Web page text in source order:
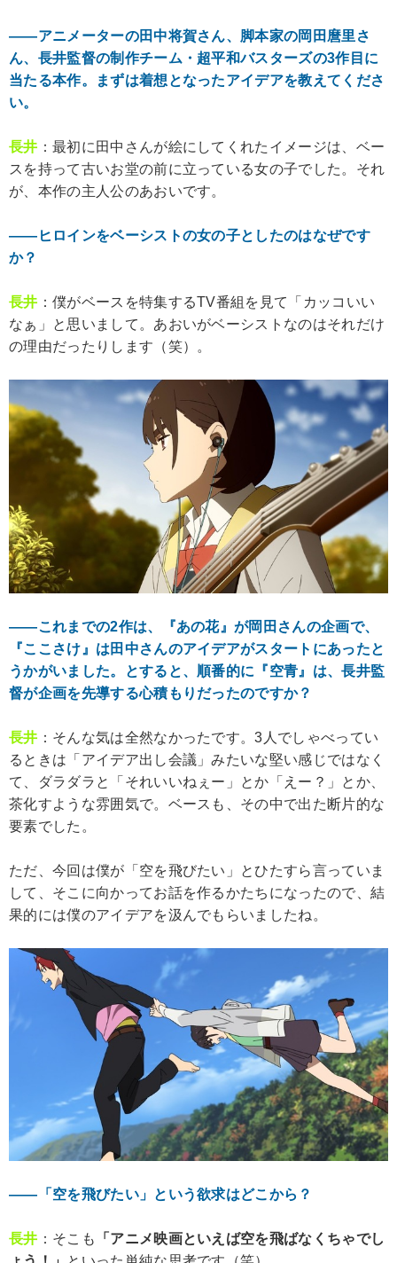
――アニメーターの田中将賀さん、脚本家の岡田麿里さ
ん、長井監督の制作チーム・超平和バスターズの3作目に
当たる本作。まずは着想となったアイデアを教えてくださ
い。
長井 ：最初に田中さんが絵にしてくれたイメージは、ベー
スを持って古いお堂の前に立っている女の子でした。それ
が、本作の主人公のあおいです。
――ヒロインをベーシストの女の子としたのはなぜです
か？
長井 ：僕がベースを特集するTV番組を見て「カッコいい
なぁ」と思いまして。あおいがベーシストなのはそれだけ
の理由だったりします（笑）。
――これまでの2作は、『あの花』が岡田さんの企画で、
『ここさけ』は田中さんのアイデアがスタートにあったと
うかがいました。とすると、順番的に『空青』は、長井監
督が企画を先導する心積もりだったのですか？
長井 ：そんな気は全然なかったです。3人でしゃべってい
るときは「アイデア出し会議」みたいな堅い感じではなく
て、ダラダラと「それいいねぇー」とか「えー？」とか、
茶化すような雰囲気で。ベースも、その中で出た断片的な
要素でした。
ただ、今回は僕が「空を飛びたい」とひたすら言っていま
して、そこに向かってお話を作るかたちになったので、結
果的には僕のアイデアを汲んでもらいましたね。
――「空を飛びたい」という欲求はどこから？
長井 ：そこも
「アニメ映画といえば空を飛ばなくちゃでし